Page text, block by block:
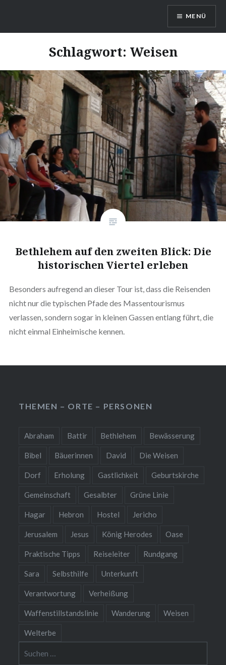
InhaltKommt und Seht!
MENÜ
Schlagwort: Weisen
Bethlehem auf den zweiten Blick: Die
historischen Viertel erleben
Besonders aufregend an dieser Tour ist, dass die Reisenden
nicht nur die typischen Pfade des Massentourismus
verlassen, sondern sogar in kleinen Gassen entlang führt, die
nicht einmal Einheimische kennen.
THEMEN – ORTE – PERSONEN
Abraham Battir Bethlehem Bewässerung
Bibel Bäuerinnen David Die Weisen
Dorf Erholung Gastlichkeit Geburtskirche
Gemeinschaft Gesalbter Grüne Linie
Hagar Hebron Hostel Jericho
Jerusalem Jesus König Herodes Oase
Praktische Tipps Reiseleiter Rundgang
Sara Selbsthilfe Unterkunft
Verantwortung Verheißung
Waffenstillstandslinie Wanderung Weisen
Welterbe
nach: